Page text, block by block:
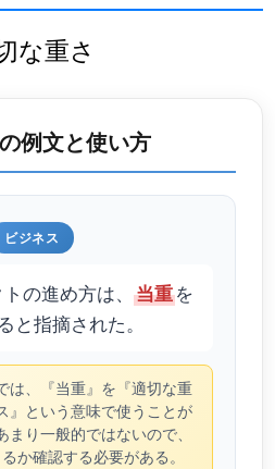
な重さ
例文と使い方
ビジネス
の進め方は、 当重を
と指摘された。
は、『当重』を『適切な重
』という意味で使うことが
り一般的ではないので、
か確認する必要がある。